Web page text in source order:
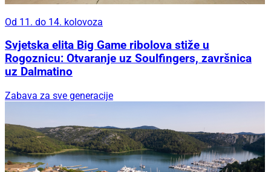
Od 11. do 14. kolovoza
Svjetska elita Big Game ribolova stiže u
Rogoznicu: Otvaranje uz Soulfingers, završnica
uz Dalmatino
Zabava za sve generacije